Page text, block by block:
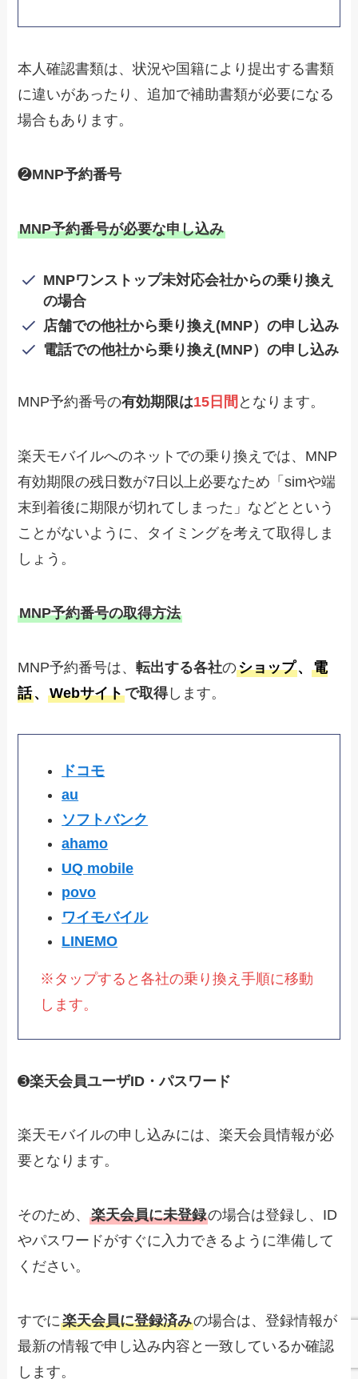
本人確認書類は、状況や国籍により提出する書類
に違いがあったり、追加で補助書類が必要になる
場合もあります。
❷MNP予約番号
MNP予約番号が必要な申し込み
MNPワンストップ未対応会社からの乗り換え
の場合
店舗での他社から乗り換え(MNP）の申し込み
電話での他社から乗り換え(MNP） の申し込み
MNP予約番号の有効期限は15日間 となります。
楽天モバイルへのネットでの乗り換えでは、MNP
有効期限の残日数が7日以上必要なため「simや端
末到着後に期限が切れてしまった」などとという
ことがないように、タイミングを考えて取得しま
しょう。
MNP予約番号の取得方法
MNP予約番号は、転出する各社のショップ、電
話、Webサイトで取得します。
ドコモ
au
ソフトバンク
ahamo
UQ mobile
povo
ワイモバイル
LINEMO
※タップすると各社の乗り換え手順に移動
します。
➌楽天会員ユーザID・パスワード
楽天モバイルの申し込みには、楽天会員情報が必
要となります。
そのため、楽天会員に未登録の場合は登録し、ID
やパスワードがすぐに入力できるように準備して
ください。
すでに楽天会員に登録済みの場合は、登録情報が
最新の情報で申し込み内容と一致しているか確認
します。